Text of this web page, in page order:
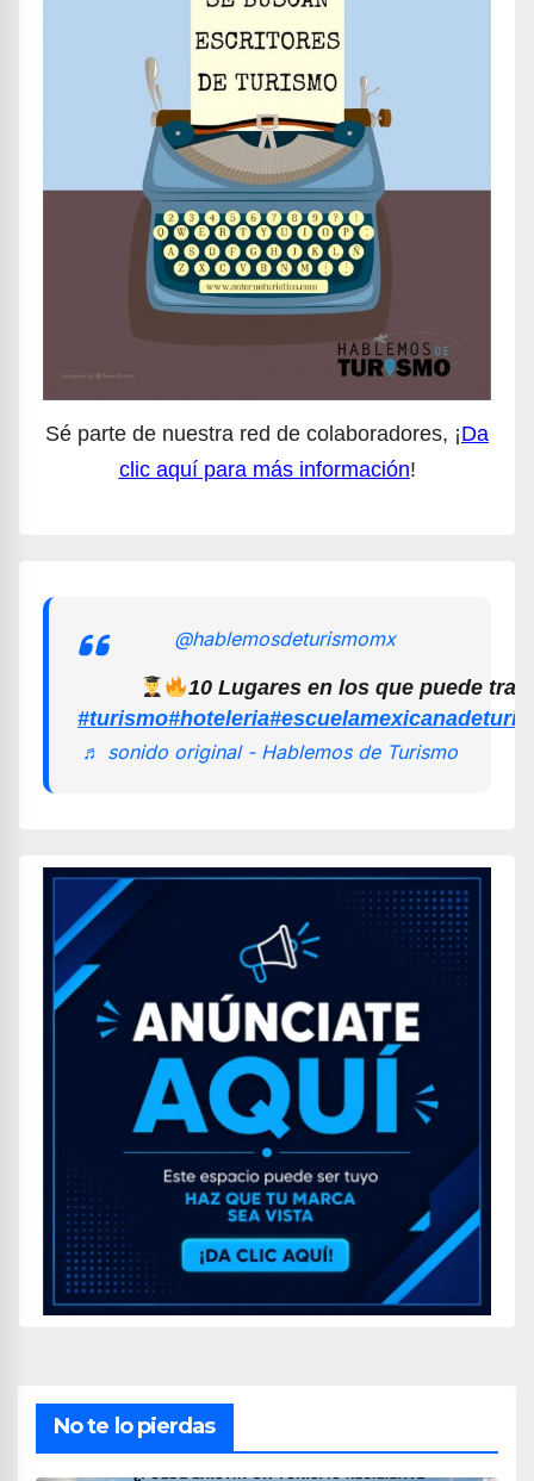
Sé parte de nuestra red de colaboradores, ¡Da
clic aquí para más información!
@hablemosdeturismomx
10 Lugares en los que puede
#turismo#hoteleria
♬ sonido original - Hablemos de Turismo
No te lo pierdas